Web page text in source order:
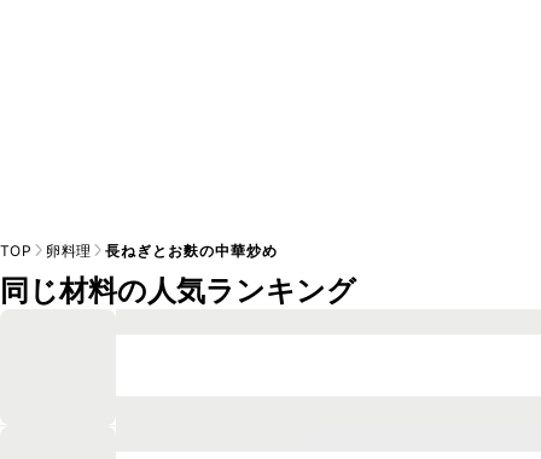
TOP 卵料理 長ねぎとお麩の中華炒め
同じ材料の人気ランキング